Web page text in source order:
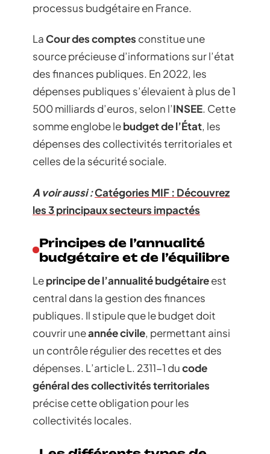
processus budgétaire en France.
LaCour des comptes constitue une
source précieuse d’informations sur l’état
des finances publiques. En 2022, les
dépenses publiques s’élevaient à plus de 1
500 milliards d’euros, selon l’INSEE. Cette
somme englobe lebudget de l’État, les
dépenses des collectivités territoriales et
celles de la sécurité sociale.
A voir aussi :Catégories MIF : Découvrez
les 3 principaux secteurs impactés
Principes de l’annualité
budgétaire et de l’équilibre
Leprincipe de l’annualité budgétaireest
central dans la gestion des finances
publiques. Il stipule que le budget doit
couvrir uneannée civile, permettant ainsi
un contrôle régulier des recettes et des
dépenses. L’article L. 2311-1 ducode
général des collectivités territoriales
précise cette obligation pour les
collectivités locales.